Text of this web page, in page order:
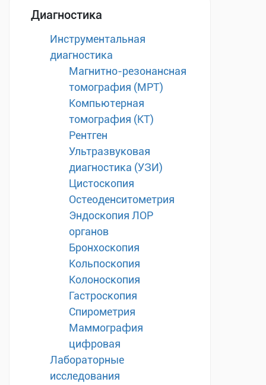
Диагностика
Инструментальная
диагностика
Магнитно-резонансная
томография (МРТ)
Компьютерная
томография (КТ)
Рентген
Ультразвуковая
диагностика (УЗИ)
Цистоскопия
Остеоденситометрия
Эндоскопия ЛОР
органов
Бронхоскопия
Кольпоскопия
Колоноскопия
Гастроскопия
Спирометрия
Маммография
цифровая
Лабораторные
исследования